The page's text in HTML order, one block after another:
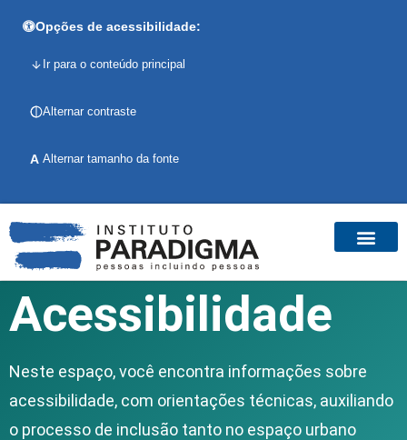
Opções de acessibilidade:
Ir para o conteúdo principal
Alternar contraste
A Alternar tamanho da fonte
Acessibilidade
Neste espaço, você encontra informações sobre
acessibilidade, com orientações técnicas, auxiliando
o processo de inclusão tanto no espaço urbano